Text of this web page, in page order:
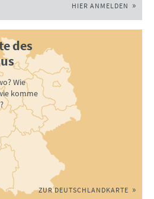
HIER ANMELDEN
des
Wie
komme
ZUR DEUTSCHLANDKARTE